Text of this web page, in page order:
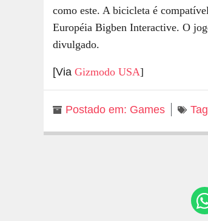
como este. A bicicleta é
Européia Bigben Interactive. O
divulgado.
[Via Gizmodo USA]
Postado em: Games